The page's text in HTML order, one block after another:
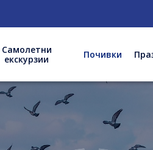
Самолетни
екскурзии
Почивки